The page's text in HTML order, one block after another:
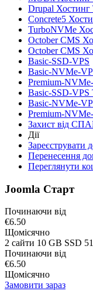
Drupal Хостинг
Concrete5
TurboNVMe
October CMS
October CMS
Basic-SSD-VPS
Basic-NVMe-
Premium-
Basic-SSD-VPS
Basic-NVMe-
Premium-
Захист від
Дії
Зареєструвати
Перенесення
Переглянути
Joomla Старт
Починаючи від
€6.50
Щомісячно
2 сайти 10 GB SSD
Починаючи від
€6.50
Щомісячно
Замовити зараз